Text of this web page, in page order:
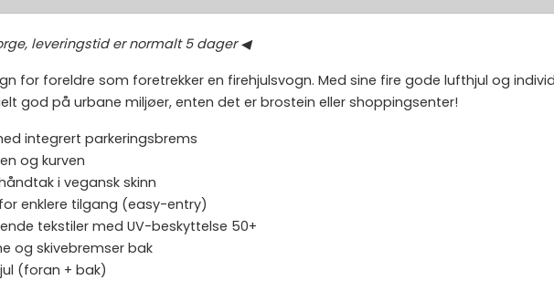
leveringstid er normalt 5 dager ◀
for foreldre som foretrekker en firehjulsvogn. Med sine fire gode lufthjul og
god på urbane miljøer, enten det er brostein eller shoppingsenter!
integrert parkeringsbrems
og kurven
i vegansk skinn
enklere tilgang (easy-entry)
tekstiler med UV-beskyttelse 50+
og skivebremser bak
(foran + bak)